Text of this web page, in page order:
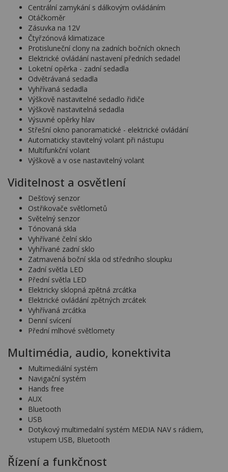
Centrální zamykání s dálkovým ovládáním
Otáčkoměr
Zásuvka na 12V
Čtyřzónová klimatizace
Protisluneční clony na zadních bočních oknech
Elektrické ovládání nastavení předních sedadel
Loketní opěrka - zadní sedadla
Odvětrávaná sedadla
Vyhřívaná sedadla
Výškově nastavitelné sedadlo řidiče
Výškově nastavitelná sedadla
Výsuvné opěrky hlav
Střešní okno panoramatické - elektrické ovládání
Automaticky stavitelný volant při nástupu
Multifunkční volant
Výškově a v ose nastavitelný volant
Viditelnost a osvětlení
Dešťový senzor
Ostřikovače světlometů
Světelný senzor
Tónovaná skla
Vyhřívané čelní sklo
Vyhřívané zadní sklo
Zatmavená boční skla od středního sloupku
Zadní světla LED
Přední světla LED
Elektricky sklopná zpětná zrcátka
Elektrické ovládání zpětných zrcátek
Vyhřívaná zrcátka
Denní svícení
Přední mlhové světlomety
Multimédia, audio, konektivita
Multimediální systém
Navigační systém
Hands free
AUX
Bluetooth
USB
Dotykový multimedalní systém MEDIA NAV s rádiem,
vstupem USB, Bluetooth
Řízení a funkčnost